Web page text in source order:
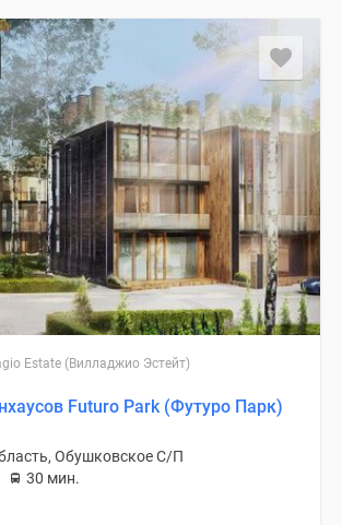
Estate (Вилладжио Эстейт)
Futuro Park (Футуро Парк)
Обушковское С/П
30 мин.